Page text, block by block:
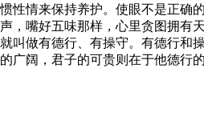
情来保持养护。使眼不是正确
，嘴好五味那样，心里贪图拥有
叫做有德行、有操守。有德行和
阔，君子的可贵则在于他德行的